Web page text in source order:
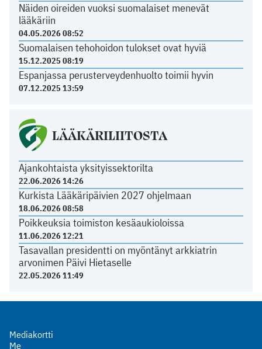
Näiden oireiden vuoksi suomalaiset menevät
lääkäriin
04.05.2026 08:52
Suomalaisen tehohoidon tulokset ovat hyviä
15.12.2025 08:19
Espanjassa perusterveydenhuolto toimii hyvin
07.12.2025 13:59
LÄÄKÄRILIITOSTA
Ajankohtaista yksityissektorilta
22.06.2026 14:26
Kurkista Lääkäripäivien 2027 ohjelmaan
18.06.2026 08:58
Poikkeuksia toimiston kesäaukioloissa
11.06.2026 12:21
Tasavallan presidentti on myöntänyt arkkiatrin
arvonimen Päivi Hietaselle
22.05.2026 11:49
Mediakortti
Me